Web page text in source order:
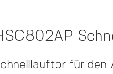
für den